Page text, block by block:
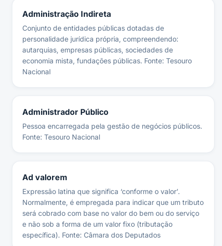
Administração Indireta
Conjunto de entidades públicas dotadas de
personalidade jurídica própria, compreendendo:
autarquias, empresas públicas, sociedades de
economia mista, fundações públicas. Fonte: Tesouro
Nacional
Administrador Público
Pessoa encarregada pela gestão de negócios públicos.
Fonte: Tesouro Nacional
Ad valorem
Expressão latina que significa ‘conforme o valor’.
Normalmente, é empregada para indicar que um tributo
será cobrado com base no valor do bem ou do serviço
e não sob a forma de um valor fixo (tributação
específica). Fonte: Câmara dos Deputados